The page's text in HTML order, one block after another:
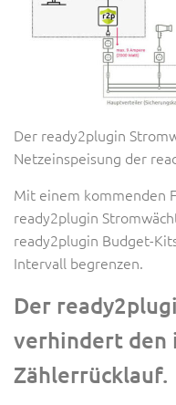
Der ready2plugin
Netzeinspeisung der
Mit einem kommenden
ready2plugin
ready2plugin Budget-
Intervall begrenzen.
Der
verhindert den
Zählerrücklauf.